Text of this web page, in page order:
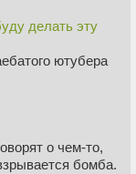
делать эту
ютубера
о чем-то,
бомба.